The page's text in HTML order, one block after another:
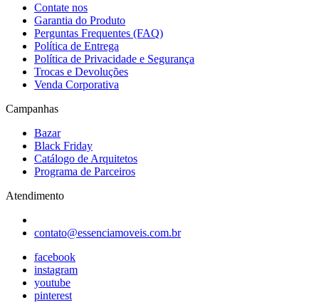
Contate nos
Garantia do Produto
Perguntas Frequentes (FAQ)
Política de Entrega
Política de Privacidade e Segurança
Trocas e Devoluções
Venda Corporativa
Campanhas
Bazar
Black Friday
Catálogo de Arquitetos
Programa de Parceiros
Atendimento
contato@essenciamoveis.com.br
facebook
instagram
youtube
pinterest